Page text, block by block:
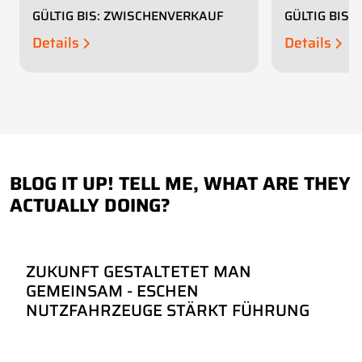
GÜLTIG BIS: ZWISCHENVERKAUF
Details
GÜLTIG BIS:
Details
BLOG IT UP! TELL ME, WHAT ARE THEY
ACTUALLY DOING?
ZUKUNFT GESTALTETET MAN
GEMEINSAM - ESCHEN
NUTZFAHRZEUGE STÄRKT FÜHRUNG